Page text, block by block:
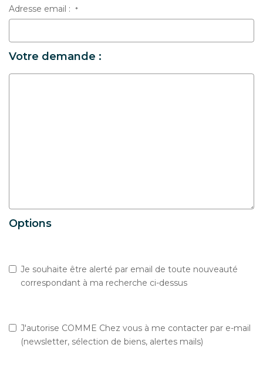
Adresse email : *
Votre demande :
Options
Je souhaite être alerté par email de toute nouveauté
correspondant à ma recherche ci-dessus
J'autorise COMME Chez vous à me contacter par e-mail
(newsletter, sélection de biens, alertes mails)